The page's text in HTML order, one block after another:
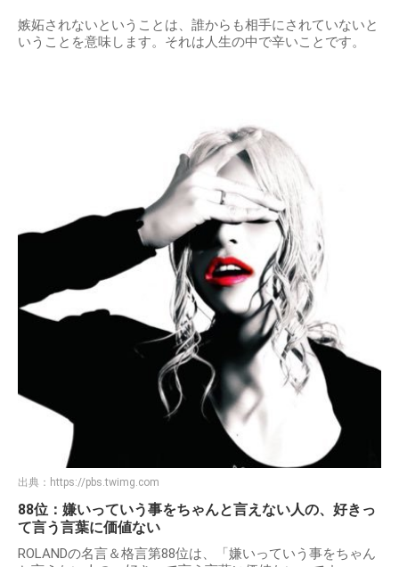
嫉妬されないということは、誰からも相手にされていないと
いうことを意味します。それは人生の中で辛いことです。
出典： https://pbs.twimg.com
88位：嫌いっていう事をちゃんと言えない人の、好きっ
て言う言葉に価値ない
ROLANDの名言＆格言第88位は、「嫌いっていう事をちゃん